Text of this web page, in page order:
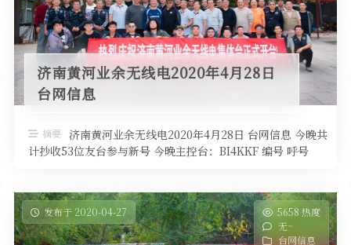
济南黄河业余无线电2020年4月28日
台网信息
摘要 济南黄河业余无线电2020年4月28日 台网信息 今晚共
计抄收53位友台参与新号 今晚主控台：BI4KKF 编号 呼号
发布于 2020-04-27
5658 热度
无~
台网信息